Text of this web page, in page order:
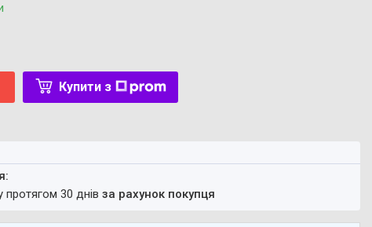
Купити з
протягом 30 днівза рахунок покупця